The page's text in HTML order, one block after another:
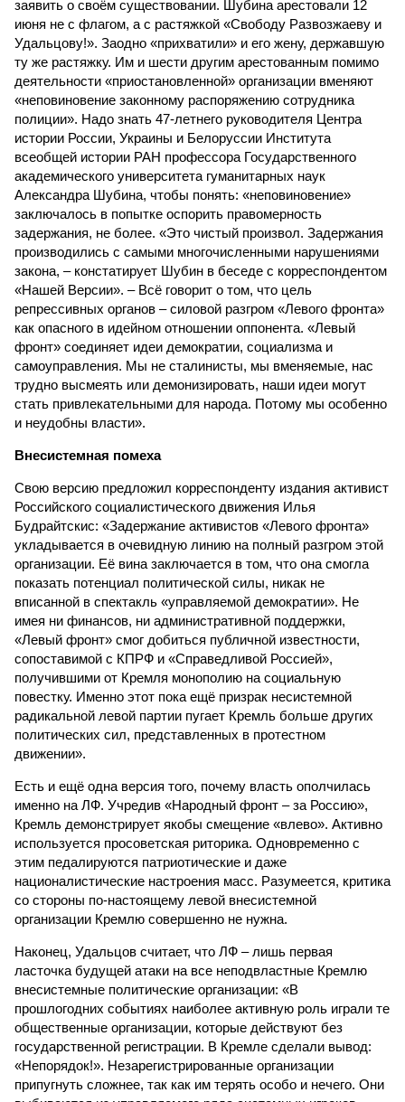
заявить о своём существовании. Шубина арестовали 12
июня не с флагом, а с растяжкой «Свободу Развозжаеву и
Удальцову!». Заодно «прихватили» и его жену, державшую
ту же растяжку. Им и шести другим арестованным помимо
деятельности «приостановленной» организации вменяют
«неповиновение законному распоряжению сотрудника
полиции». Надо знать 47-летнего руководителя Центра
истории России, Украины и Белоруссии Института
всеобщей истории РАН профессора Государственного
академического университета гуманитарных наук
Александра Шубина, чтобы понять: «неповиновение»
заключалось в попытке оспорить правомерность
задержания, не более. «Это чистый произвол. Задержания
производились с самыми многочисленными нарушениями
закона, – констатирует Шубин в беседе с корреспондентом
«Нашей Версии». – Всё говорит о том, что цель
репрессивных органов – силовой разгром «Левого фронта»
как опасного в идейном отношении оппонента. «Левый
фронт» соединяет идеи демократии, социализма и
самоуправления. Мы не сталинисты, мы вменяемые, нас
трудно высмеять или демонизировать, наши идеи могут
стать привлекательными для народа. Потому мы особенно
и неудобны власти».
Внесистемная помеха
Свою версию предложил корреспонденту издания активист
Российского социалистического движения Илья
Будрайтскис: «Задержание активистов «Левого фронта»
укладывается в очевидную линию на полный разгром этой
организации. Её вина заключается в том, что она смогла
показать потенциал политической силы, никак не
вписанной в спектакль «управляемой демократии». Не
имея ни финансов, ни административной поддержки,
«Левый фронт» смог добиться публичной известности,
сопоставимой с КПРФ и «Справедливой Россией»,
получившими от Кремля монополию на социальную
повестку. Именно этот пока ещё призрак несистемной
радикальной левой партии пугает Кремль больше других
политических сил, представленных в протестном
движении».
Есть и ещё одна версия того, почему власть ополчилась
именно на ЛФ. Учредив «Народный фронт – за Россию»,
Кремль демонстрирует якобы смещение «влево». Активно
используется просоветская риторика. Одновременно с
этим педалируются патриотические и даже
националистические настроения масс. Разумеется, критика
со стороны по-настоящему левой внесистемной
организации Кремлю совершенно не нужна.
Наконец, Удальцов считает, что ЛФ – лишь первая
ласточка будущей атаки на все неподвластные Кремлю
внесистемные политические организации: «В
прошлогодних событиях наиболее активную роль играли те
общественные организации, которые действуют без
государственной регистрации. В Кремле сделали вывод:
«Непорядок!». Незарегистрированные организации
припугнуть сложнее, так как им терять особо и нечего. Они